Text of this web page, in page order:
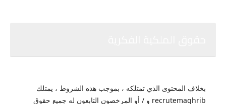
بخلاف المحتوى الذي تمتلكه ، بموجب هذه الشروط ، يمتلك
recrutemaghrib و / أو المرخصون التابعون له جميع حقوق